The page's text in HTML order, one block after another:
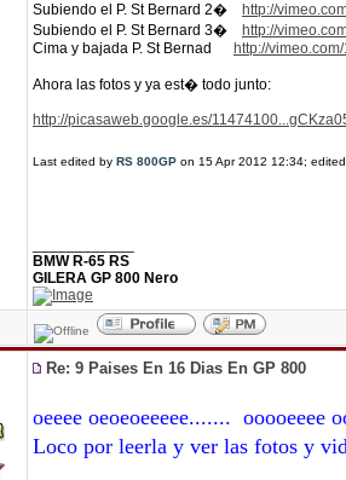
Subiendo el P. St Bernard 2�
http://
Subiendo el P. St Bernard 3�
http://
Cima y bajada P. St Bernad
http://
Ahora las fotos y ya est� todo junto:
http://picasaweb.google.es/
Last edited by RS 800GP on 15 Apr 2012 12:34;
BMW R-65 RS
GILERA GP 800 Nero
Re: 9 Paises En 16 Dias En GP 800
oeeee oeoeoeeeee.......
Loco por leerla y ver las fotos y